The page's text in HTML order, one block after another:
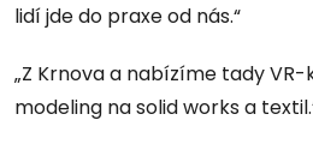
lidí jde do praxe od nás.“
„Z Krnova a nabízíme tady
modeling na solid works a